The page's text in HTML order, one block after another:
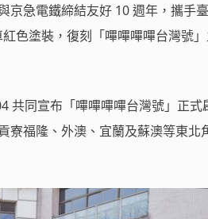
京急電鐵締結友好 10 週年，攜手
色塗裝，復刻「嗶嗶嗶嗶台灣號
共同宣布「嗶嗶嗶嗶台灣號」正式
寮福隆、外澳、宜蘭及蘇澳等東北